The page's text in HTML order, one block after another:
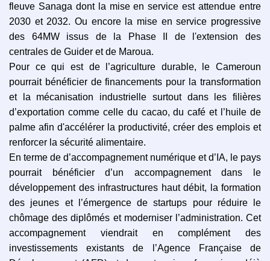
fleuve Sanaga dont la mise en service est attendue entre
2030 et 2032. Ou encore la mise en service progressive
des 64MW issus de la Phase II de l'extension des
centrales de Guider et de Maroua.
Pour ce qui est de l’agriculture durable, le Cameroun
pourrait bénéficier de financements pour la transformation
et la mécanisation industrielle surtout dans les filières
d’exportation comme celle du cacao, du café et l’huile de
palme afin d'accélérer la productivité, créer des emplois et
renforcer la sécurité alimentaire.
En terme de d’accompagnement numérique et d’IA, le pays
pourrait bénéficier d’un accompagnement dans le
développement des infrastructures haut débit, la formation
des jeunes et l’émergence de startups pour réduire le
chômage des diplômés et moderniser l’administration. Cet
accompagnement viendrait en complément des
investissements existants de l’Agence Française de